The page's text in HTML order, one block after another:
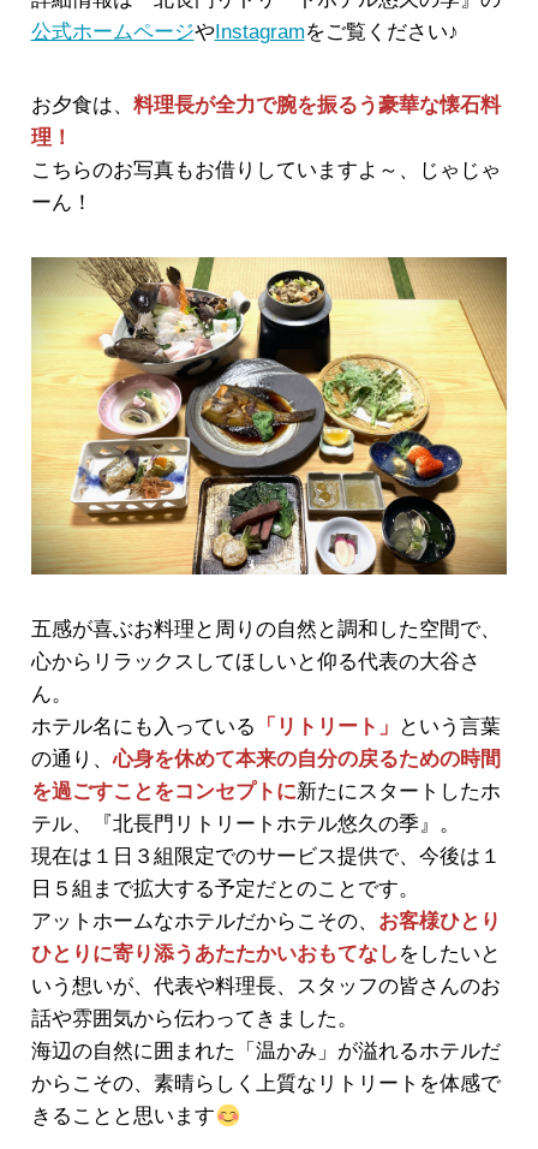
公式ホームページやInstagramをご覧ください♪
お夕食は、 料理長が全力で腕を振るう豪華な懐石料
理！
こちらのお写真もお借りしていますよ～、じゃじゃ
ーん！
五感が喜ぶお料理と周りの自然と調和した空間で、
心からリラックスしてほしいと仰る代表の大谷さ
ん。
ホテル名にも入っている 「リトリート」
という言葉
の通り、心身を休めて本来の自分の戻るための時間
を過ごすことをコンセプトに新たにスタートしたホ
テル、『北長門リトリートホテル悠久の季』。
現在は１日３組限定でのサービス提供で、今後は１
日５組まで拡大する予定だとのことです。
アットホームなホテルだからこその、 お客様ひとり
ひとりに寄り添うあたたかいおもてなし をしたいと
いう想いが、代表や料理長、スタッフの皆さんのお
話や雰囲気から伝わってきました。
海辺の自然に囲まれた「温かみ」が溢れるホテルだ
からこその、素晴らしく上質なリトリートを体感で
きることと思います